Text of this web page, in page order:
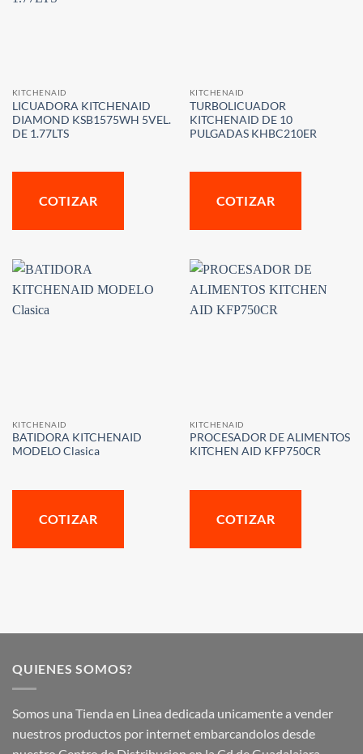
KITCHENAID
LICUADORA KITCHENAID
DIAMOND KSB1575WH 5VEL.
DE 1.77LTS
COTIZAR
KITCHENAID
TURBOLICUADOR
KITCHENAID DE 10
PULGADAS KHBC210ER
COTIZAR
KITCHENAID
BATIDORA KITCHENAID
MODELO Clasica
COTIZAR
KITCHENAID
PROCESADOR DE ALIMENTOS
KITCHEN AID KFP750CR
COTIZAR
QUIENES SOMOS?
Somos una Tienda en Linea dedicada unicamente a vender
nuestros productos por internet embarcandolos desde